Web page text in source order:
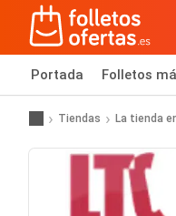
Portada Folletos
Tiendas La tienda